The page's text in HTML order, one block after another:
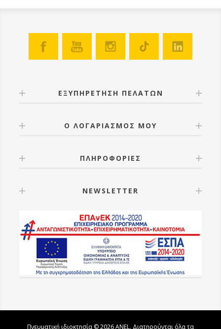
ΕΞΥΠΗΡΕΤΗΣΗ ΠΕΛΑΤΩΝ
Ο ΛΟΓΑΡΙΑΣΜΟΣ ΜΟΥ
ΠΛΗΡΟΦΟΡΙΕΣ
NEWSLETTER
Πνευματική ιδιοκτησία © 2026 ANEL. Διατηρούνται όλα τα